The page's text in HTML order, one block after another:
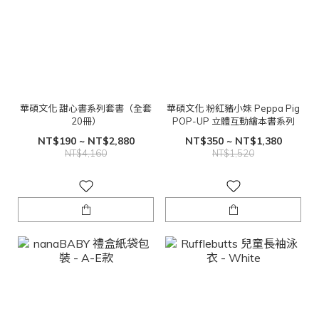
華碩文化 甜心書系列套書（全套
20冊）
NT$190 ~ NT$2,880
NT$4,160
華碩文化 粉紅豬小妹 Peppa Pig
POP-UP 立體互動繪本書系列
NT$350 ~ NT$1,380
NT$1,520